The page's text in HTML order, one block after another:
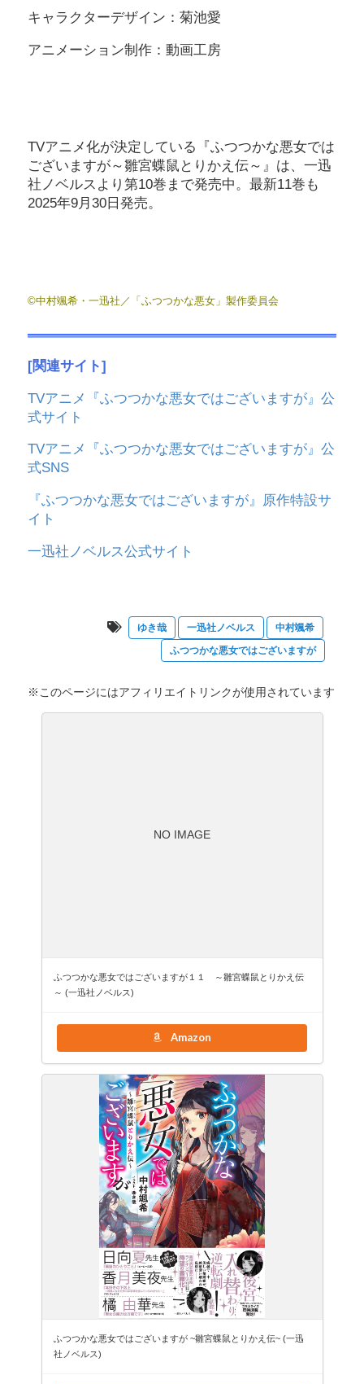
キャラクターデザイン：菊池愛
アニメーション制作：動画工房
TVアニメ化が決定している『ふつつかな悪女では
ございますが～雛宮蝶鼠とりかえ伝～』は、一迅
社ノベルスより第10巻まで発売中。最新11巻も
2025年9月30日発売。
©中村颯希・一迅社／「ふつつかな悪女」製作委員会
[関連サイト]
TVアニメ『ふつつかな悪女ではございますが』公
式サイト
TVアニメ『ふつつかな悪女ではございますが』公
式SNS
『ふつつかな悪女ではございますが』原作特設サ
イト
一迅社ノベルス公式サイト
ゆき哉 一迅社ノベルス
中村颯希
ふつつかな悪女ではございますが
※このページにはアフィリエイトリンクが使用されています
NO IMAGE
ふつつかな悪女ではございますが１１ ～雛宮蝶鼠とりかえ伝
～ (一迅社ノベルス)
Amazon
ふつつかな悪女ではございますが ~雛宮蝶鼠とりかえ伝~ (一迅
社ノベルス)